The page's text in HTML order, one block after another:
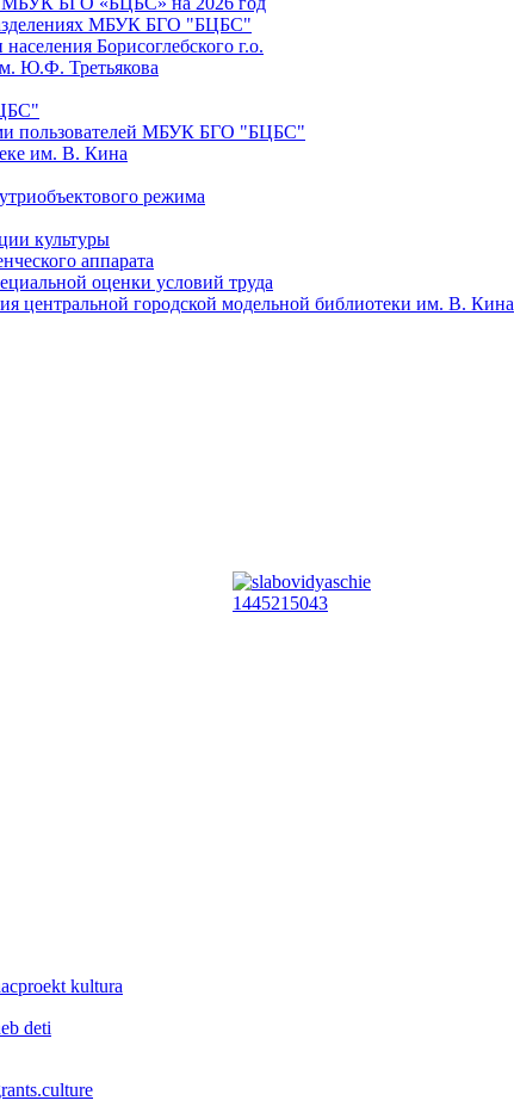
МБУК БГО "БЦБС"
Борисоглебского г.о.
Ю.Ф. Третьякова
пользователей МБУК БГО "БЦБС"
им. В. Кина
режима
культуры
аппарата
оценки условий труда
центральной городской модельной библиотеки им. В. Кина